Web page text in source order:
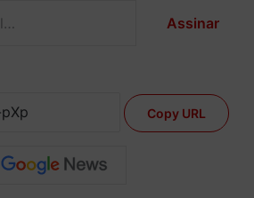
Assinar
Copy URL